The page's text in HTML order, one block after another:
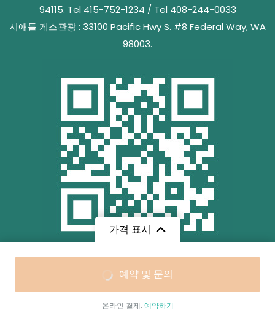
가격 표시
예약 및 문의
온라인 결제: 예약하기
94115. Tel 415-752-1234 / Tel 408-244-0033
시애틀 게스관광 : 33100 Pacific Hwy S. #8 Federal Way, WA
98003.
Copyright ⓒ 2017 Guesstours INC Co. All Right Reserved.
회사소개여행약관개인정보처리방침이용약관